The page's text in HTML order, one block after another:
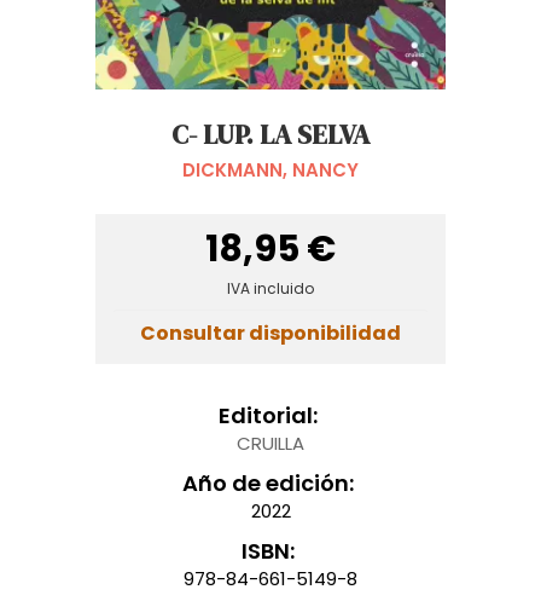
C- LUP. LA SELVA
DICKMANN, NANCY
18,95 €
IVA incluido
Consultar disponibilidad
Editorial:
CRUILLA
Año de edición:
2022
ISBN:
978-84-661-5149-8